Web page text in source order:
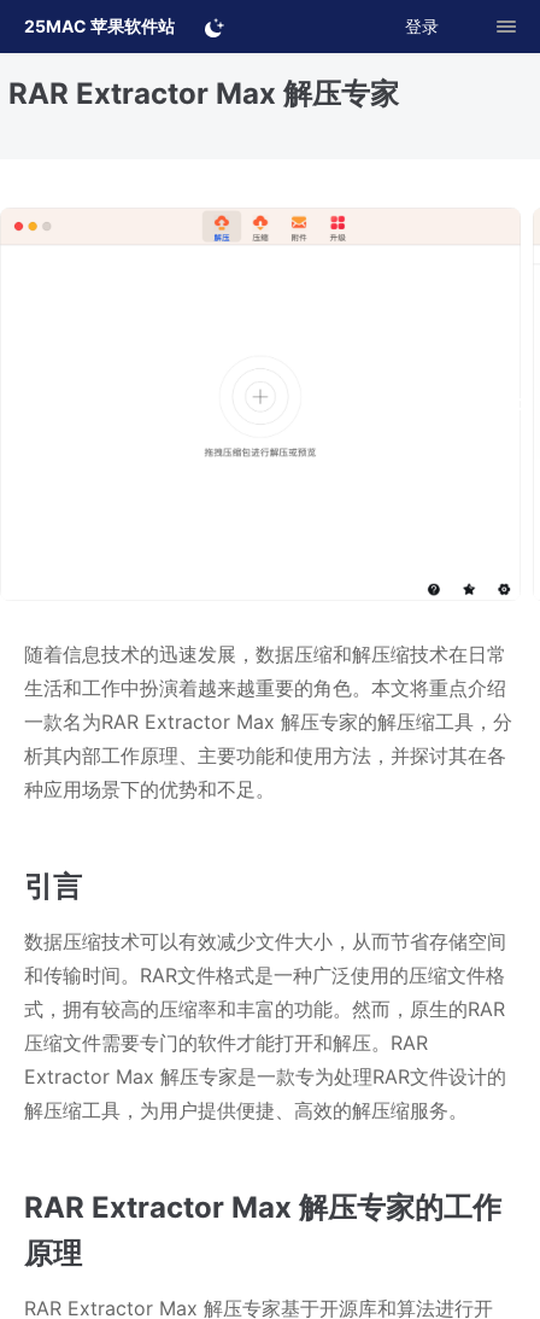
25MAC 苹果软件站 登录
RAR Extractor Max 解压专家
随着信息技术的迅速发展，数据压缩和解压缩技术在日常
生活和工作中扮演着越来越重要的角色。本文将重点介绍
一款名为RAR Extractor Max 解压专家的解压缩工具，分
析其内部工作原理、主要功能和使用方法，并探讨其在各
种应用场景下的优势和不足。
引言
数据压缩技术可以有效减少文件大小，从而节省存储空间
和传输时间。RAR文件格式是一种广泛使用的压缩文件格
式，拥有较高的压缩率和丰富的功能。然而，原生的RAR
压缩文件需要专门的软件才能打开和解压。RAR
Extractor Max 解压专家是一款专为处理RAR文件设计的
解压缩工具，为用户提供便捷、高效的解压缩服务。
RAR Extractor Max 解压专家的工作
原理
RAR Extractor Max 解压专家基于开源库和算法进行开